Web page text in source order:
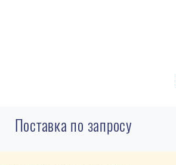
Поставка по запросу